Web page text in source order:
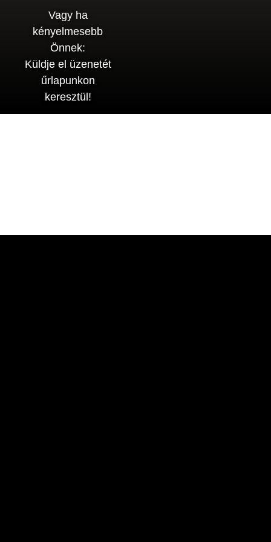
Vagy ha
kényelmesebb
Önnek:
Küldje el üzenetét
űrlapunkon
keresztül!